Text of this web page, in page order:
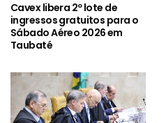
Cavex libera 2º lote de
ingressos gratuitos para o
Sábado Aéreo 2026 em
Taubaté